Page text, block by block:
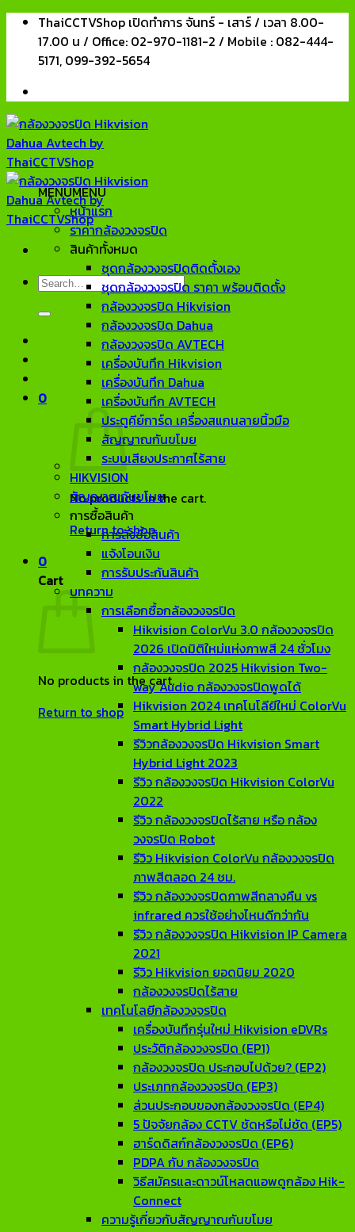
Skip
content
ThaiCCTVShop เปิดทำการ จันทร์ - เสาร์ / เวลา 8.00-
17.00 น / Office: 02-970-1181-2 / Mobile : 082-444-
5171, 099-392-5654
Search
0
No products in the cart.
Return to shop
0
Cart
No products in the cart.
Return to shop
MENUMENU
หน้าแรก
ราคากล้องวงจรปิด
สินค้าทั้งหมด
ชุดกล้องวงจรปิดติดตั้งเอง
ชุดกล้องวงจรปิด ราคา พร้อมติดตั้ง
กล้องวงจรปิด Hikvision
กล้องวงจรปิด Dahua
กล้องวงจรปิด AVTECH
เครื่องบันทึก Hikvision
เครื่องบันทึก Dahua
เครื่องบันทึก AVTECH
ประตูคีย์การ์ด เครื่องสแกนลายนิ้วมือ
สัญญาณกันขโมย
ระบบเสียงประกาศไร้สาย
HIKVISION
สัญญาณกันขโมย
การซื้อสินค้า
การสั่งซื้อสินค้า
แจ้งโอนเงิน
การรับประกันสินค้า
บทความ
การเลือกซื้อกล้องวงจรปิด
Hikvision ColorVu 3.0 กล้องวงจรปิด
2026 เปิดมิติใหม่แห่งภาพสี 24 ชั่วโมง
กล้องวงจรปิด 2025 Hikvision Two-
way Audio กล้องวงจรปิดพูดได้
Hikvision 2024 เทคโนโลียีใหม่ ColorVu
Smart Hybrid Light
รีวิวกล้องวงจรปิด Hikvision Smart
Hybrid Light 2023
รีวิว กล้องวงจรปิด Hikvision ColorVu
2022
รีวิว กล้องวงจรปิดไร้สาย หรือ กล้อง
วงจรปิด Robot
รีวิว Hikvision ColorVu กล้องวงจรปิด
ภาพสีตลอด 24 ชม.
รีวิว กล้องวงจรปิดภาพสีกลางคืน vs
infrared ควรใช้อย่างไหนดีกว่ากัน
รีวิว กล้องวงจรปิด Hikvision IP Camera
2021
รีวิว Hikvision ยอดนิยม 2020
กล้องวงจรปิดไร้สาย
เทคโนโลยีกล้องวงจรปิด
เครื่องบันทึกรุ่นใหม่ Hikvision eDVRs
ประวัติกล้องวงจรปิด (EP1)
กล้องวงจรปิด ประกอบไปด้วย? (EP2)
ประเภทกล้องวงจรปิด (EP3)
ส่วนประกอบของกล้องวงจรปิด (EP4)
5 ปัจจัยกล้อง CCTV ชัดหรือไม่ชัด (EP5)
ฮาร์ดดิสก์กล้องวงจรปิด (EP6)
PDPA กับ กล้องวงจรปิด
วิธีสมัครและดาวน์โหลดแอพดูกล้อง Hik-
Connect
ความรู้เกี่ยวกับสัญญาณกันขโมย